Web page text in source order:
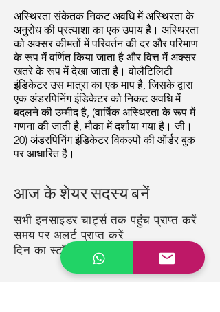
अस्थिरता संकेतक निकट अवधि में अस्थिरता के
अनुरोध की प्रत्याशा का एक उपाय है। अस्थिरता
को अक्सर कीमतों में परिवर्तन की दर और परिमाण
के रूप में वर्णित किया जाता है और वित्त में अक्सर
खतरे के रूप में देखा जाता है। वोलैटिलिटी
इंडिकेटर उस मात्रा का एक माप है, जिसके द्वारा
एक अंडरपिनिंग इंडिकेटर को निकट अवधि में
बदलने की उम्मीद है, (वार्षिक अस्थिरता के रूप में
गणना की जाती है, मौका में दर्शाया गया है। जी।
20) अंडरपिनिंग इंडिकेटर विकल्पों की ऑर्डर बुक
पर आधारित है।
आज के शेयर सदस्य बनें
सभी इनसाइडर चार्ट्स तक पहुंच प्राप्त करें
समय पर अलर्ट प्राप्त करें
दिन का स्टॉक अपने ईमेल में चुनें